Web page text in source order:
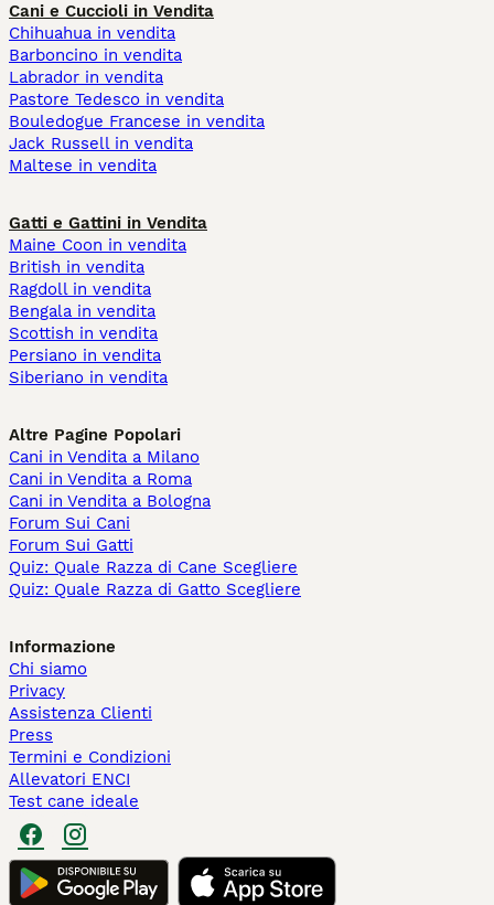
Cani e Cuccioli in Vendita
Chihuahua in vendita
Barboncino in vendita
Labrador in vendita
Pastore Tedesco in vendita
Bouledogue Francese in vendita
Jack Russell in vendita
Maltese in vendita
Gatti e Gattini in Vendita
Maine Coon in vendita
British in vendita
Ragdoll in vendita
Bengala in vendita
Scottish in vendita
Persiano in vendita
Siberiano in vendita
Altre Pagine Popolari
Cani in Vendita a Milano
Cani in Vendita a Roma
Cani in Vendita a Bologna
Forum Sui Cani
Forum Sui Gatti
Quiz: Quale Razza di Cane Scegliere
Quiz: Quale Razza di Gatto Scegliere
Informazione
Chi siamo
Privacy
Assistenza Clienti
Press
Termini e Condizioni
Allevatori ENCI
Test cane ideale